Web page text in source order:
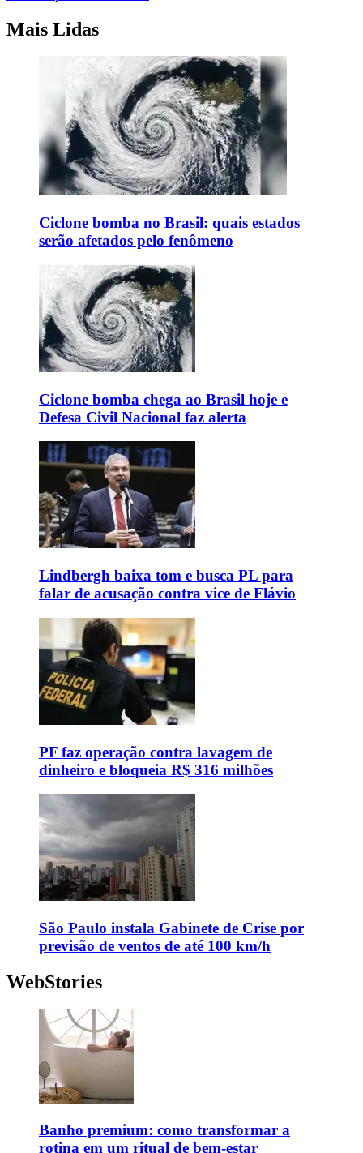
Mais Lidas
Ciclone bomba no Brasil: quais estados
serão afetados pelo fenômeno
Ciclone bomba chega ao Brasil hoje e
Defesa Civil Nacional faz alerta
Lindbergh baixa tom e busca PL para
falar de acusação contra vice de Flávio
PF faz operação contra lavagem de
dinheiro e bloqueia R$ 316 milhões
São Paulo instala Gabinete de Crise por
previsão de ventos de até 100 km/h
WebStories
Banho premium: como transformar a
rotina em um ritual de bem-estar